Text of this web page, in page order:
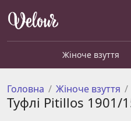
Жіноче взуття
Головна Жіноче взуття
Туфлі Pitillos 1901/